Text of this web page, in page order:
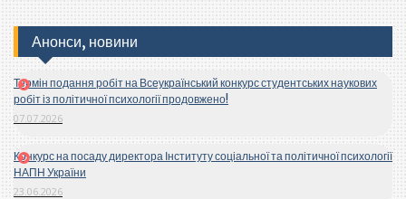
Анонси, новини
Термін подання робіт на Всеукраїнський конкурс студентських наукових
робіт із політичної психології продовжено!
07.07.2026
Конкурс на посаду директора Інституту соціальної та політичної психології
НАПН України
23.06.2026